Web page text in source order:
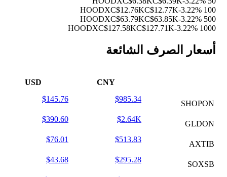
100 HOODX
C$12.76KC$12.77K-3.22%
500 HOODX
C$63.79KC$63.85K-3.22%
1000 HOODX
C$127.58KC$127.71K-3.22%
أسعار الصرف الشائعة
CNY
USD
SHOPON
$985.34
$145.76
GLDON
$2.64K
$390.60
AXTIB
$513.83
$76.01
SOXSB
$295.28
$43.68